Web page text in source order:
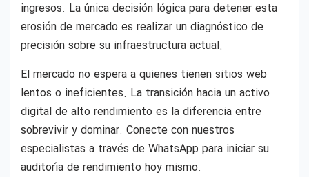
ingresos. La única decisión lógica para detener esta
erosión de mercado es realizar un diagnóstico de
precisión sobre su infraestructura actual.
El mercado no espera a quienes tienen sitios web
lentos o ineficientes. La transición hacia un activo
digital de alto rendimiento es la diferencia entre
sobrevivir y dominar. Conecte con nuestros
especialistas a través de WhatsApp para iniciar su
auditoría de rendimiento hoy mismo.